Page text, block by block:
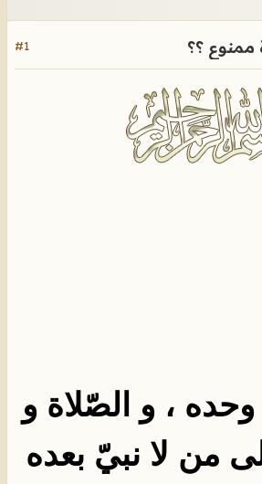
#1 ممنوع ؟؟
وحده ، و الصّلاة و
من لا نبيّ بعده